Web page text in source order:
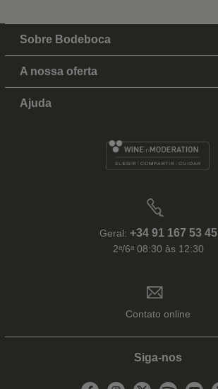
Sobre Bodeboca
A nossa oferta
Ajuda
Geral: +34 91 167 53 45
2ᵃ/6ᵃ 08:30 às 12:30
Contato online
Siga-nos